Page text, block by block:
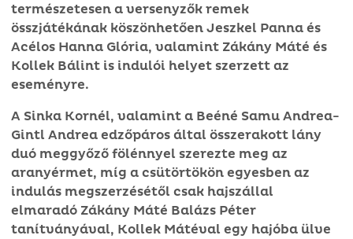
természetesen a versenyzők remek
összjátékának köszönhetően Jeszkel Panna és
Acélos Hanna Glória, valamint Zákány Máté és
Kollek Bálint is indulói helyet szerzett az
eseményre.
A Sinka Kornél, valamint a Beéné Samu Andrea-
Gintl Andrea edzőpáros által összerakott lány
duó meggyőző fölénnyel szerezte meg az
aranyérmet, míg a csütörtökön egyesben az
indulás megszerzésétől csak hajszállal
elmaradó Zákány Máté Balázs Péter
tanítványával, Kollek Mátéval egy hajóba ülve